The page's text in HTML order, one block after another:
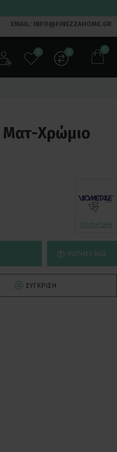
EMAIL: INFO@FINEZZAHOME.GR
0 0 0
Ματ-Χρώμιο
Viometale
ΡΏΤΗΣΕ ΜΑΣ
ΣΎΓΚΡΙΣΗ